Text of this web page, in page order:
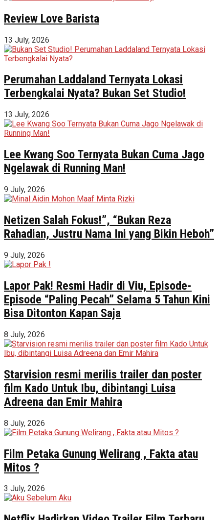
Review Love Barista
13 July, 2026
Perumahan Laddaland Ternyata Lokasi
Terbengkalai Nyata? Bukan Set Studio!
13 July, 2026
Lee Kwang Soo Ternyata Bukan Cuma Jago
Ngelawak di Running Man!
9 July, 2026
Netizen Salah Fokus!”, “Bukan Reza
Rahadian, Justru Nama Ini yang Bikin Heboh”
9 July, 2026
Lapor Pak! Resmi Hadir di Viu, Episode-
Episode “Paling Pecah” Selama 5 Tahun Kini
Bisa Ditonton Kapan Saja
8 July, 2026
Starvision resmi merilis trailer dan poster
film Kado Untuk Ibu, dibintangi Luisa
Adreena dan Emir Mahira
8 July, 2026
Film Petaka Gunung Welirang , Fakta atau
Mitos ?
3 July, 2026